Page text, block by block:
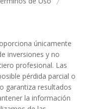
únicamente
inversiones y no
profesional. Las
pérdida parcial o
garantiza resultados
la información